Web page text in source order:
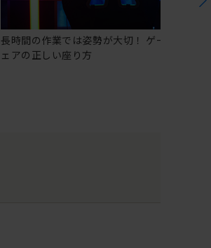
長時間の作業では姿勢が大切！ ゲーミングチ
ェアの正しい座り方